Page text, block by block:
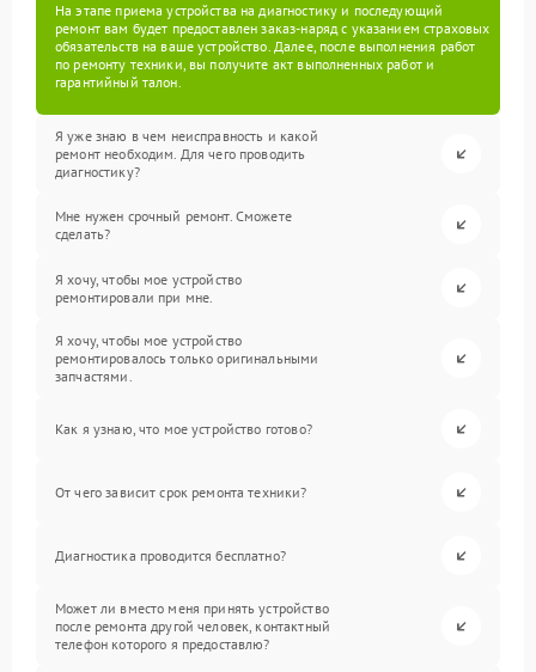
На этапе приема устройства на диагностику и последующий
ремонт вам будет предоставлен заказ-наряд с указанием страховых
обязательств на ваше устройство. Далее, после выполнения работ
по ремонту техники, вы получите акт выполненных работ и
гарантийный талон.
Я уже знаю в чем неисправность и какой
ремонт необходим. Для чего проводить
диагностику?
Мне нужен срочный ремонт. Сможете
сделать?
Я хочу, чтобы мое устройство
ремонтировали при мне.
Я хочу, чтобы мое устройство
ремонтировалось только оригинальными
запчастями.
Как я узнаю, что мое устройство готово?
От чего зависит срок ремонта техники?
Диагностика проводится бесплатно?
Может ли вместо меня принять устройство
после ремонта другой человек, контактный
телефон которого я предоставлю?